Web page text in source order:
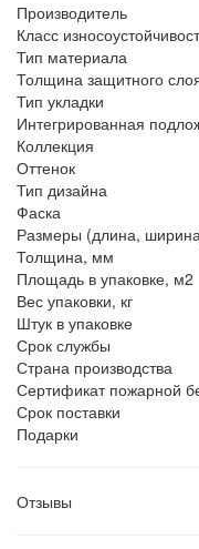
Производитель
Класс
Тип материала
Толщина защитного
Тип укладки
Интегрированная
Коллекция
Оттенок
Тип дизайна
Фаска
Размеры (длина,
Толщина, мм
Площадь в упаковке, м2
Вес упаковки, кг
Штук в упаковке
Срок службы
Страна производства
Сертификат пожарной
Срок поставки
Подарки
Отзывы